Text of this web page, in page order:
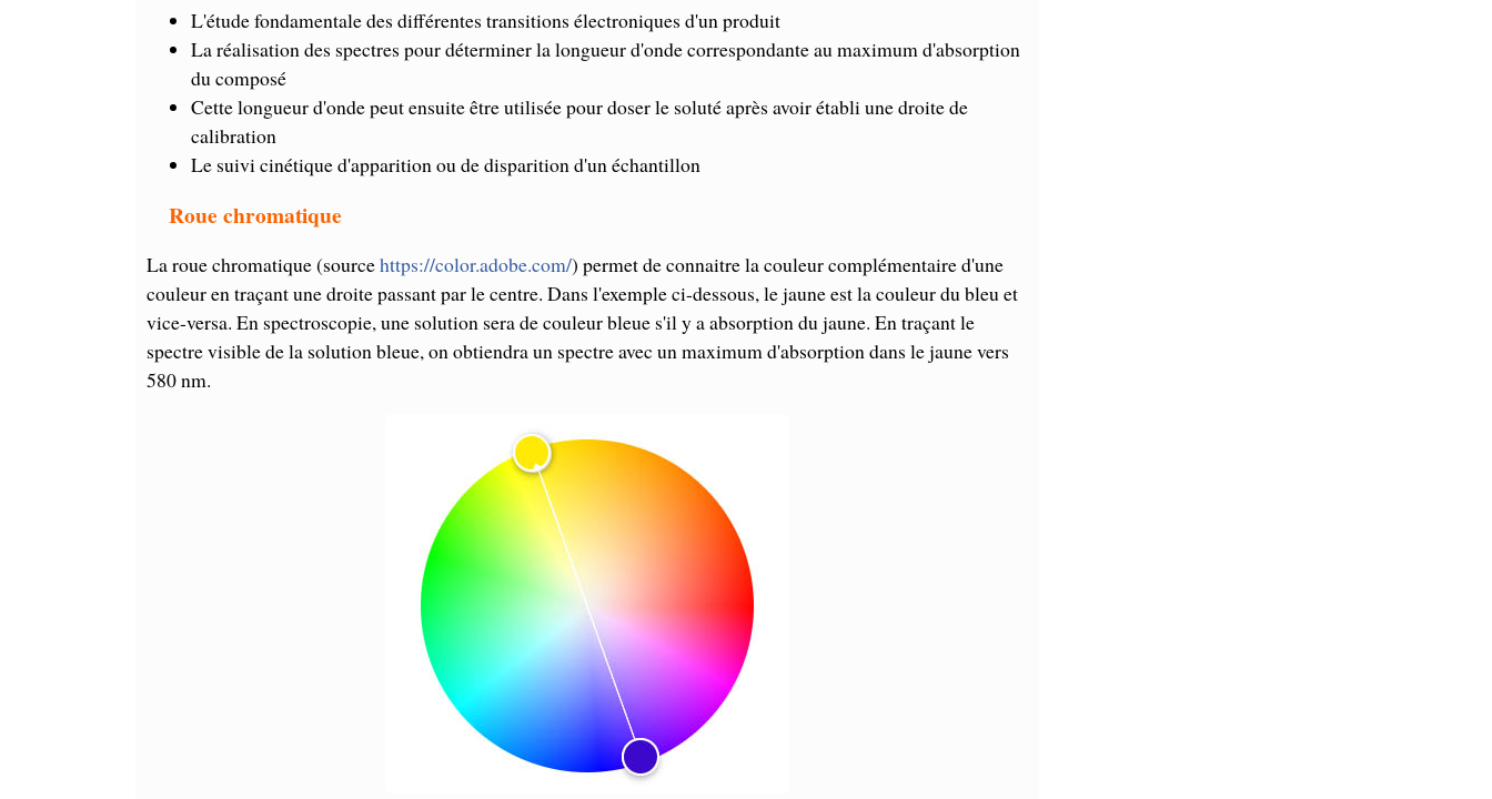
L'étude fondamentale des différentes transitions électroniques d'un produit
La réalisation des spectres pour déterminer la longueur d'onde correspondante au maximum d'absorption
du composé
Cette longueur d'onde peut ensuite être utilisée pour doser le soluté après avoir établi une droite de
calibration
Le suivi cinétique d'apparition ou de disparition d'un échantillon
Roue chromatique
La roue chromatique (sourcehttps://color.adobe.com/) permet de connaitre la couleur complémentaire d'une
couleur en traçant une droite passant par le centre. Dans l'exemple ci-dessous, le jaune est la couleur du bleu et
vice-versa. En spectroscopie, une solution sera de couleur bleue s'il y a absorption du jaune. En traçant le
spectre visible de la solution bleue, on obtiendra un spectre avec un maximum d'absorption dans le jaune vers
580 nm.